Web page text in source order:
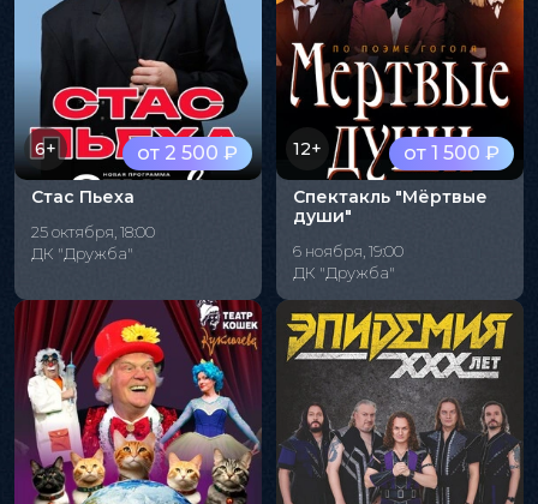
от 2 500 ₽
6+
Стас Пьеха
25 октября, 18:00
ДК "Дружба"
от 1 500 ₽
12+
Спектакль "Мёртвые
души"
6 ноября, 19:00
ДК "Дружба"